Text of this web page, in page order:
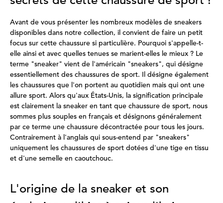
Avant de vous présenter les nombreux modèles de sneakers
disponibles dans notre collection, il convient de faire un petit
focus sur cette chaussure si particulière. Pourquoi s'appelle-t-
elle ainsi et avec quelles tenues se marient-elles le mieux ? Le
terme "sneaker" vient de l'américain "sneakers", qui désigne
essentiellement des chaussures de sport. Il désigne également
les chaussures que l'on portent au quotidien mais qui ont une
allure sport. Alors qu'aux États-Unis, la signification principale
est clairement la sneaker en tant que chaussure de sport, nous
sommes plus souples en français et désignons généralement
par ce terme une chaussure décontractée pour tous les jours.
Contrairement à l'anglais qui sous-entend par "sneakers"
uniquement les chaussures de sport dotées d'une tige en tissu
et d'une semelle en caoutchouc.
L'origine de la sneaker et son